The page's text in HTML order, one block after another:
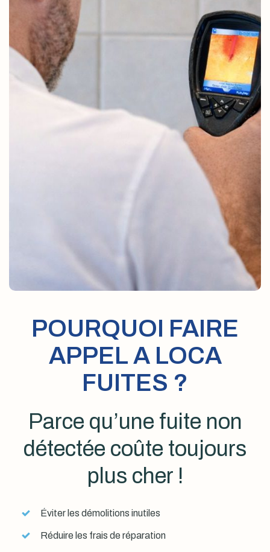
POURQUOI FAIRE
APPEL A LOCA
FUITES ?
Parce qu’une fuite non
détectée coûte toujours
plus cher !
Éviter les démolitions inutiles
Réduire les frais de réparation